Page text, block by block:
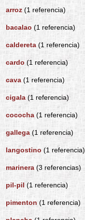
arroz (1 referencia)
bacalao (1 referencia)
caldereta (1 referencia)
cardo (1 referencia)
cava (1 referencia)
cigala (1 referencia)
cococha (1 referencia)
gallega (1 referencia)
langostino (1 referencia)
marinera (3 referencias)
pil-pil (1 referencia)
pimenton (1 referencia)